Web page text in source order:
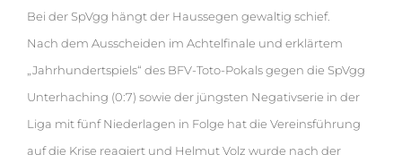
Bei der SpVgg hängt der Haussegen gewaltig schief.
Nach dem Ausscheiden im Achtelfinale und erklärtem
„Jahrhundertspiels“ des BFV-Toto-Pokals gegen die SpVgg
Unterhaching (0:7) sowie der jüngsten Negativserie in der
Liga mit fünf Niederlagen in Folge hat die Vereinsführung
auf die Krise reagiert und Helmut Volz wurde nach der